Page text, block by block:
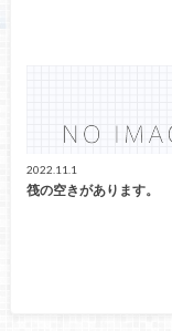
2022.11.1
筏の空きがあります。